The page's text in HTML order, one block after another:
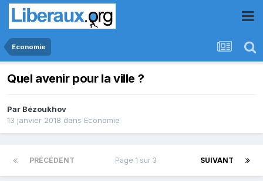
Economie
Quel avenir pour la ville ?
Par Bézoukhov
13 janvier 2018 dans Economie
PRÉCÉDENT SUIVANT
Page 1 sur 3